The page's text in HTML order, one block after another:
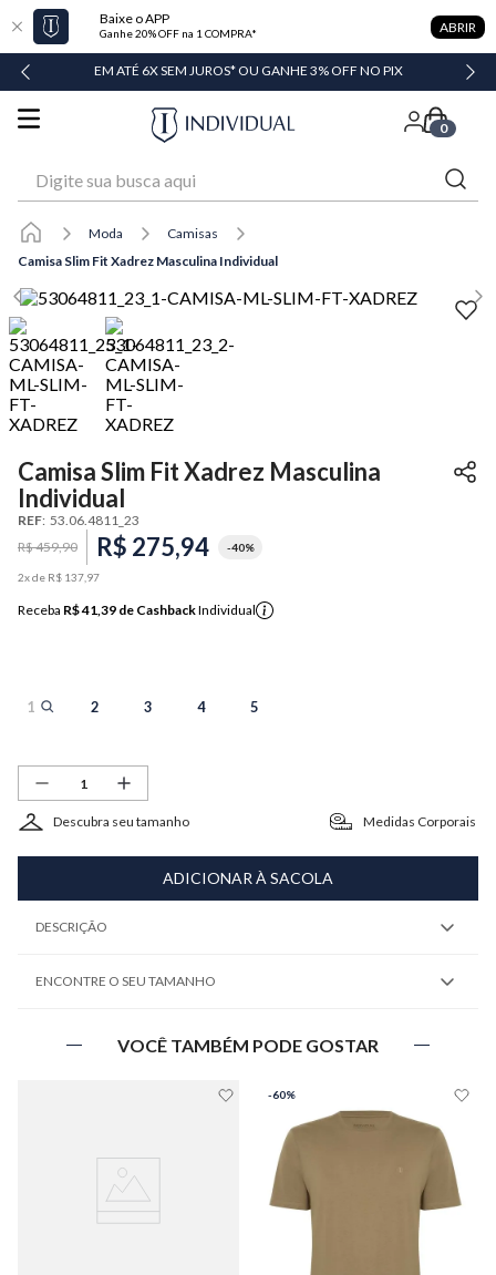
Baixe o APP
Ganhe 20% OFF na 1 COMPRA* ABRIR
EM ATÉ 6X SEM JUROS* OU GANHE 3% OFF NO PIX
0
Moda
Camisas
Camisa Slim Fit Xadrez Masculina Individual
Camisa Slim Fit Xadrez Masculina
Individual
REF: 53.06.4811_23
R$459,90 R$ 275,94 -40%
2x de R$ 137 97
Receba R$ 41,39 de CashbackIndividual
1 2 3 4 5
Descubra seu tamanho Medidas Corporais
ADICIONAR À SACOLA
DESCRIÇÃO
ENCONTRE O SEU TAMANHO
VOCÊ TAMBÉM PODE GOSTAR
-60%